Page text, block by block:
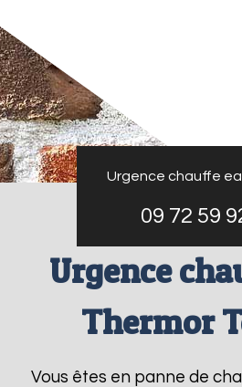
Urgence chauffe
09 72 59
Urgence
Thermor
Vous êtes en panne de